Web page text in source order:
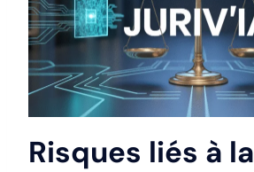
Risques liés à la